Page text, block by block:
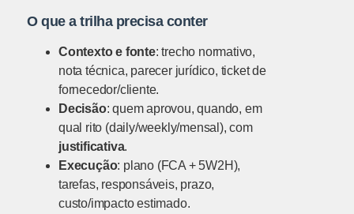
O que a trilha precisa conter
Contexto e fonte: trecho normativo,
nota técnica, parecer jurídico, ticket de
fornecedor/cliente.
Decisão: quem aprovou, quando, em
qual rito (daily/weekly/mensal), com
justificativa.
Execução: plano (FCA + 5W2H),
tarefas, responsáveis, prazo,
custo/impacto estimado.